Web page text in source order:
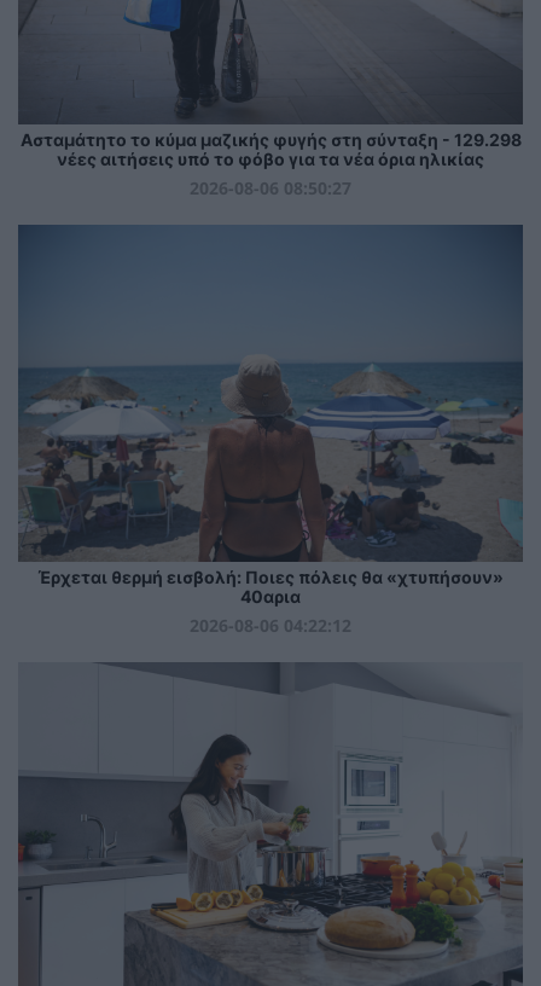
Ασταμάτητο το κύμα μαζικής φυγής στη σύνταξη - 129.298
νέες αιτήσεις υπό το φόβο για τα νέα όρια ηλικίας
2026-08-06 08:50:27
Έρχεται θερμή εισβολή: Ποιες πόλεις θα «χτυπήσουν»
40αρια
2026-08-06 04:22:12